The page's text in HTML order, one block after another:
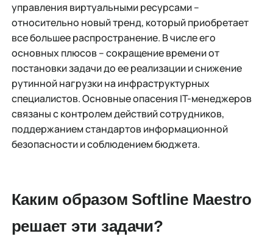
управления виртуальными ресурсами –
относительно новый тренд, который приобретает
все большее распространение. В числе его
основных плюсов – сокращение времени от
постановки задачи до ее реализации и снижение
рутинной нагрузки на инфраструктурных
специалистов. Основные опасения IT-менеджеров
связаны с контролем действий сотрудников,
поддержанием стандартов информационной
безопасности и соблюдением бюджета.
Каким образом Softline Maestro
решает эти задачи?